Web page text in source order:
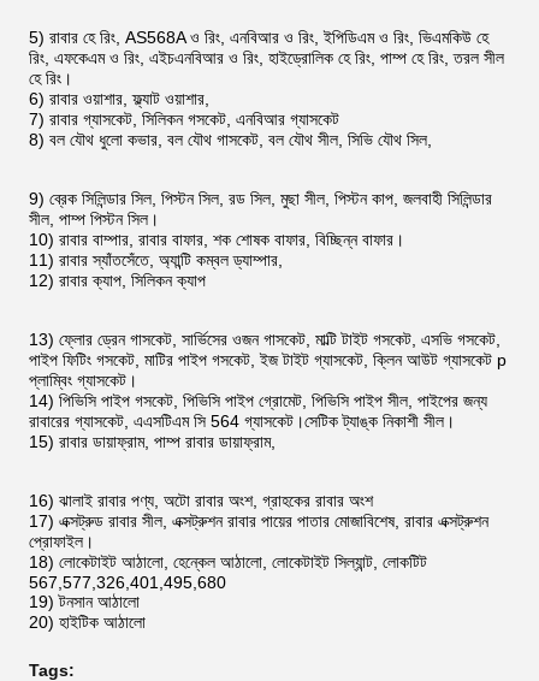
5) রাবার হে রিং, AS568A ও রিং, এনবিআর ও রিং, ইপিডিএম ও রিং, ভিএমকিউ হে
রিং, এফকেএম ও রিং, এইচএনবিআর ও রিং, হাইড্রোলিক হে রিং, পাম্প হে রিং, তরল সীল
হে রিং।
6) রাবার ওয়াশার, ফ্ল্যাট ওয়াশার,
7) রাবার গ্যাসকেট, সিলিকন গসকেট, এনবিআর গ্যাসকেট
8) বল যৌথ ধুলো কভার, বল যৌথ গাসকেট, বল যৌথ সীল, সিভি যৌথ সিল,
9) ব্রেক সিলিন্ডার সিল, পিস্টন সিল, রড সিল, মুছা সীল, পিস্টন কাপ, জলবাহী সিলিন্ডার
সীল, পাম্প পিস্টন সিল।
10) রাবার বাম্পার, রাবার বাফার, শক শোষক বাফার, বিচ্ছিন্ন বাফার।
11) রাবার স্যাঁতসেঁতে, অ্যান্টি কম্বল ড্যাম্পার,
12) রাবার ক্যাপ, সিলিকন ক্যাপ
13) ফ্লোর ড্রেন গাসকেট, সার্ভিসের ওজন গাসকেট, মাল্টি টাইট গসকেট, এসভি গসকেট,
পাইপ ফিটিং গসকেট, মাটির পাইপ গসকেট, ইজ টাইট গ্যাসকেট, ক্লিন আউট গ্যাসকেট p
প্লাম্বিং গ্যাসকেট।
14) পিভিসি পাইপ গসকেট, পিভিসি পাইপ গ্রোমেট, পিভিসি পাইপ সীল, পাইপের জন্য
রাবারের গ্যাসকেট, এএসটিএম সি 564 গ্যাসকেট।সেটিক ট্যাঙ্ক নিকাশী সীল।
15) রাবার ডায়াফ্রাম, পাম্প রাবার ডায়াফ্রাম,
16) ঝালাই রাবার পণ্য, অটো রাবার অংশ, গ্রাহকের রাবার অংশ
17) এক্সট্রুড রাবার সীল, এক্সট্রুশন রাবার পায়ের পাতার মোজাবিশেষ, রাবার এক্সট্রুশন
প্রোফাইল।
18) লোকেটাইট আঠালো, হেন্কেল আঠালো, লোকেটাইট সিল্যান্ট, লোকটিট
567,577,326,401,495,680
19) টনসান আঠালো
20) হাইটিক আঠালো
Tags: